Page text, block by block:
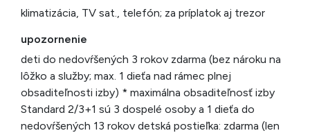
klimatizácia, TV sat., telefón; za príplatok aj trezor
upozornenie
deti do nedovŕšených 3 rokov zdarma (bez nároku na
lôžko a služby; max. 1 dieťa nad rámec plnej
obsaditeľnosti izby) * maximálna obsaditeľnosť izby
Standard 2/3+1 sú 3 dospelé osoby a 1 dieťa do
nedovŕšených 13 rokov detská postieľka: zdarma (len